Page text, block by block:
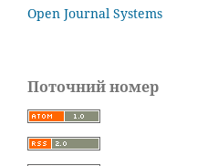
Open Journal Systems
Поточний номер